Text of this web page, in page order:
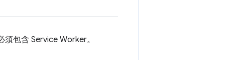
包含 Service Worker。